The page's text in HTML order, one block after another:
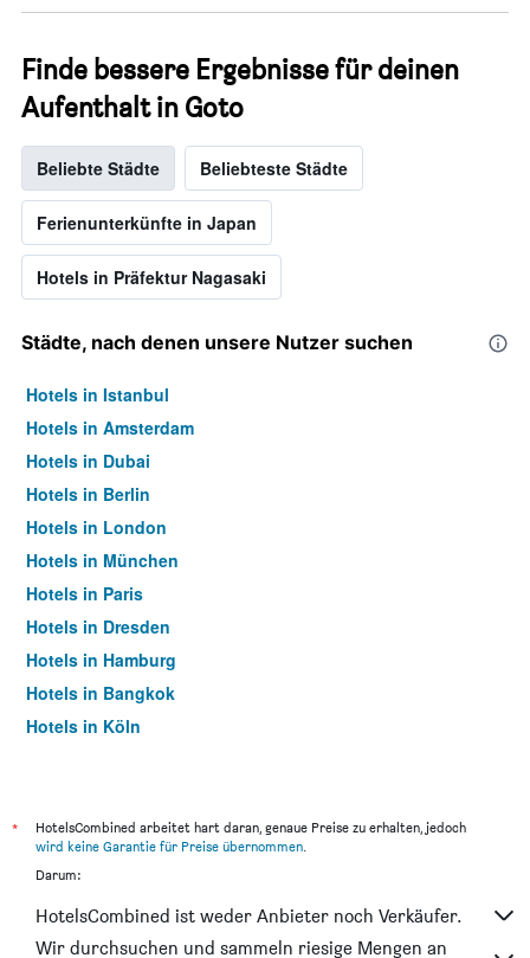
Finde bessere Ergebnisse für deinen
Aufenthalt in Goto
Beliebte Städte Beliebteste Städte
Ferienunterkünfte in Japan
Hotels in Präfektur Nagasaki
Städte, nach denen unsere Nutzer suchen
Hotels in Istanbul
Hotels in Amsterdam
Hotels in Dubai
Hotels in Berlin
Hotels in London
Hotels in München
Hotels in Paris
Hotels in Dresden
Hotels in Hamburg
Hotels in Bangkok
Hotels in Köln
*
HotelsCombined arbeitet hart daran, genaue Preise zu erhalten, jedoch
wird keine Garantie für Preise übernommen.
Darum:
HotelsCombined ist weder Anbieter noch Verkäufer.
Wir durchsuchen und sammeln riesige Mengen an